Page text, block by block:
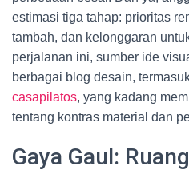
estimasi tiga tahap: prioritas
tambah, dan kelonggaran
perjalanan ini, sumber ide
berbagai blog desain,
casapilatos, yang kadang
tentang kontras material dan
Gaya Gaul: